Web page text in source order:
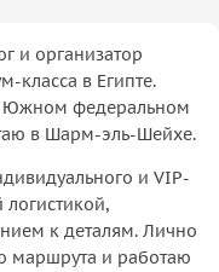
и организатор
класса в Египте.
Южном федеральном
в Шарм-эль-Шейхе.
и VIP-
к деталям. Лично
маршрута и работаю